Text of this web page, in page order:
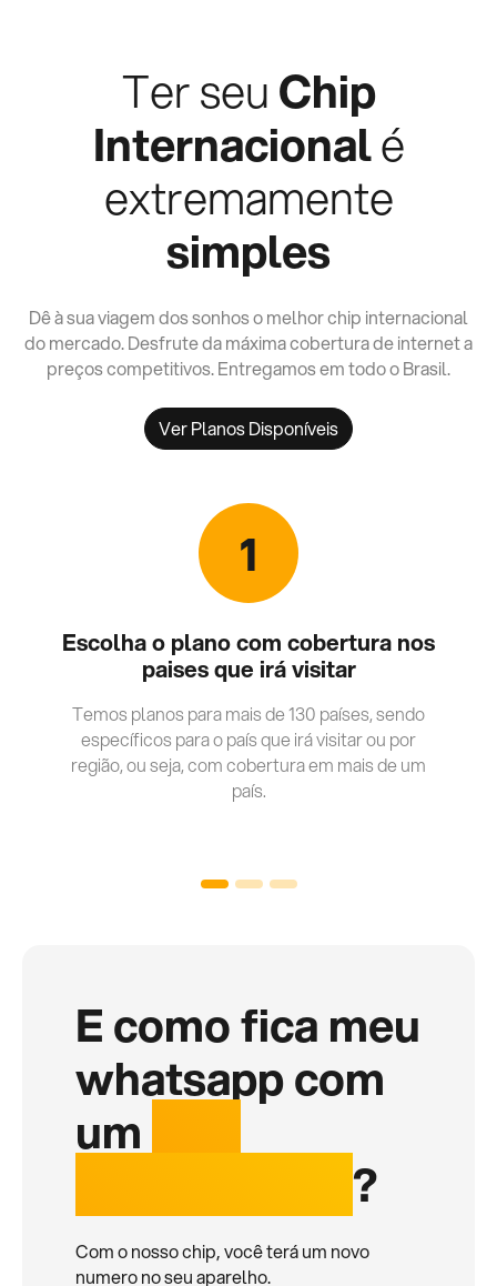
Ter seuChip
Internacionalé
extremamente
simples
Dê à sua viagem dos sonhos o melhor chip internacional
do mercado. Desfrute da máxima cobertura de internet a
preços competitivos. Entregamos em todo o Brasil.
Ver Planos Disponíveis
1
Escolha o plano com cobertura nos
paises que irá visitar
Temos planos para mais de 130 países, sendo
específicos para o país que irá visitar ou por
região, ou seja, com cobertura em mais de um
país.
E como fica meu
whatsapp com
um
?
Com o nosso chip, você terá um novo
numero no seu aparelho.